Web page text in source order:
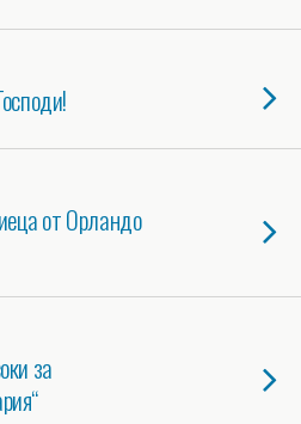
от Орландо
за